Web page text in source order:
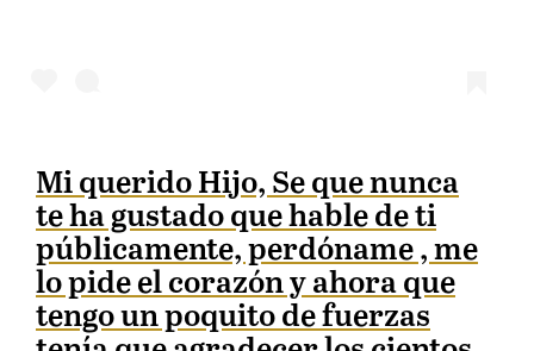
Mi querido Hijo, Se que nunca
te ha gustado que hable de ti
públicamente, perdóname , me
lo pide el corazón y ahora que
tengo un poquito de fuerzas